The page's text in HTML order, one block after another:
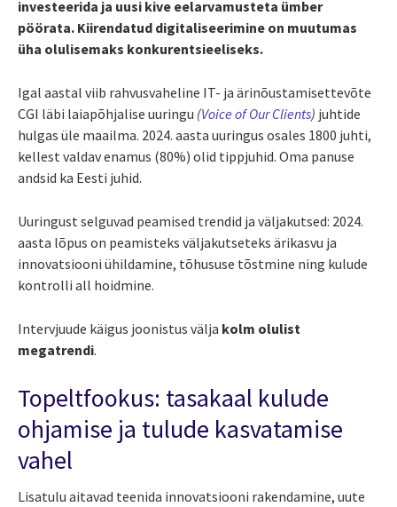
investeerida ja uusi kive eelarvamusteta ümber
pöörata. Kiirendatud digitaliseerimine on muutumas
üha olulisemaks konkurentsieeliseks.
Igal aastal viib rahvusvaheline IT- ja ärinõustamisettevõte
CGI läbi laiapõhjalise uuringu (Voice of Our Clients) juhtide
hulgas üle maailma. 2024. aasta uuringus osales 1800 juhti,
kellest valdav enamus (80%) olid tippjuhid. Oma panuse
andsid ka Eesti juhid.
Uuringust selguvad peamised trendid ja väljakutsed: 2024.
aasta lõpus on peamisteks väljakutseteks ärikasvu ja
innovatsiooni ühildamine, tõhususe tõstmine ning kulude
kontrolli all hoidmine.
Intervjuude käigus joonistus välja kolm olulist
megatrendi.
Topeltfookus: tasakaal kulude
ohjamise ja tulude kasvatamise
vahel
Lisatulu aitavad teenida innovatsiooni rakendamine, uute